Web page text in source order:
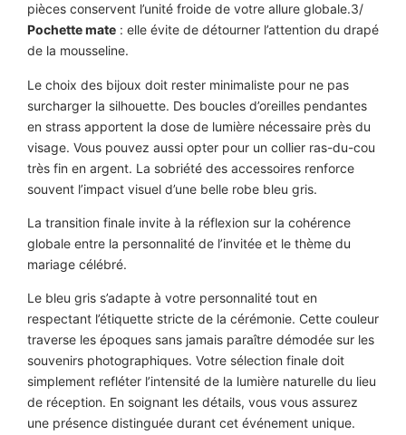
pièces conservent l’unité froide de votre allure globale.3/
Pochette mate : elle évite de détourner l’attention du drapé
de la mousseline.
Le choix des bijoux doit rester minimaliste pour ne pas
surcharger la silhouette. Des boucles d’oreilles pendantes
en strass apportent la dose de lumière nécessaire près du
visage. Vous pouvez aussi opter pour un collier ras-du-cou
très fin en argent. La sobriété des accessoires renforce
souvent l’impact visuel d’une belle robe bleu gris.
La transition finale invite à la réflexion sur la cohérence
globale entre la personnalité de l’invitée et le thème du
mariage célébré.
Le bleu gris s’adapte à votre personnalité tout en
respectant l’étiquette stricte de la cérémonie. Cette couleur
traverse les époques sans jamais paraître démodée sur les
souvenirs photographiques. Votre sélection finale doit
simplement refléter l’intensité de la lumière naturelle du lieu
de réception. En soignant les détails, vous vous assurez
une présence distinguée durant cet événement unique.